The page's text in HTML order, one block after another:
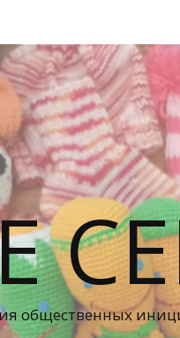
общественных